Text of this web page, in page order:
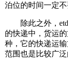
泊位的时间一定不
除此之外，etd
的快递中，货运
种，它的快递运
范围也是比较广泛